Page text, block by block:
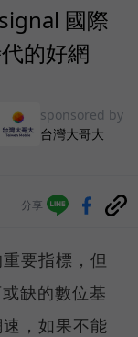
國際
的好網
sponsored by
台灣大哥大
分享
要指標，但
缺的數位基
，如果不能